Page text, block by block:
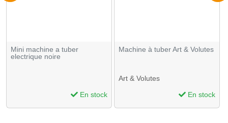
Mini machine a tuber
electrique noire
En stock
Machine à tuber Art & Volutes
Art & Volutes
En stock